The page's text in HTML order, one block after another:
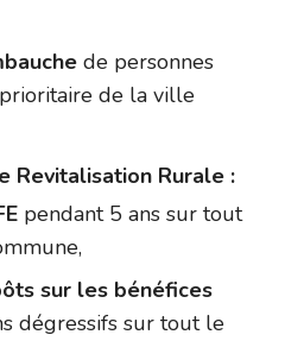
de personnes
de la ville
Revitalisation Rurale :
pendant 5 ans sur tout
sur les bénéfices
dégressifs sur tout le